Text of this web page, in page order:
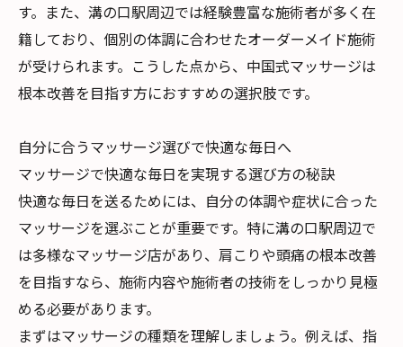
す。また、溝の口駅周辺では経験豊富な施術者が多く在
籍しており、個別の体調に合わせたオーダーメイド施術
が受けられます。こうした点から、中国式マッサージは
根本改善を目指す方におすすめの選択肢です。
自分に合うマッサージ選びで快適な毎日へ
マッサージで快適な毎日を実現する選び方の秘訣
快適な毎日を送るためには、自分の体調や症状に合った
マッサージを選ぶことが重要です。特に溝の口駅周辺で
は多様なマッサージ店があり、肩こりや頭痛の根本改善
を目指すなら、施術内容や施術者の技術をしっかり見極
める必要があります。
まずはマッサージの種類を理解しましょう。例えば、指